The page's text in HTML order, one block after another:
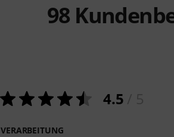
98
4.5
VERARBEITUNG